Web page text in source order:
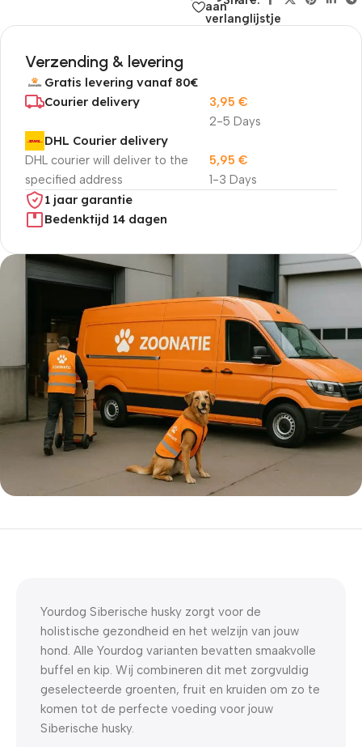
aan
verlanglijstje
Verzending & levering
Gratis levering vanaf 80€
Courier delivery
2-5 Days
3,95 €
DHL Courier delivery
DHL courier will deliver to the
specified address
1-3 Days
5,95 €
1 jaar garantie
Bedenktijd 14 dagen
5% korting met code
Yourdog Siberische husky zorgt voor de
holistische gezondheid en het welzijn van jouw
hond. Alle Yourdog varianten bevatten smaakvolle
buffel en kip. Wij combineren dit met zorgvuldig
geselecteerde groenten, fruit en kruiden om zo te
komen tot de perfecte voeding voor jouw
Siberische husky.